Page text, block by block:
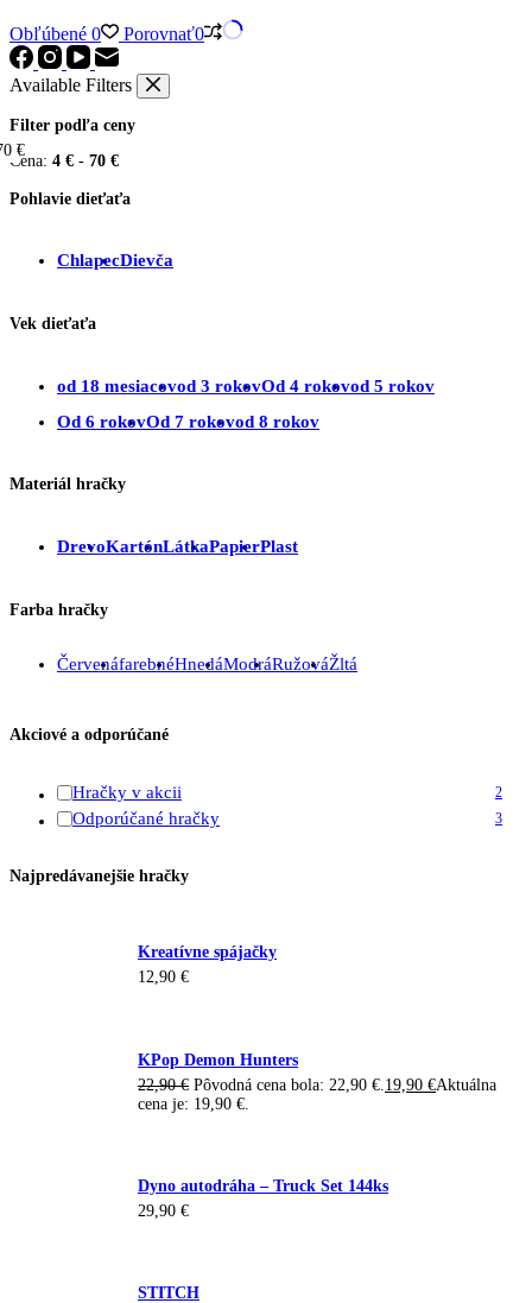
Obľúbené 0 Porovnať0
Available Filters
Filter podľa ceny
4 €€
Cena: 4 € - 70 €
Pohlavie dieťaťa
ChlapecDievča
Vek dieťaťa
od 18 mesiacovod 3 rokovOd 4 rokovod 5 rokov
Od 6 rokovOd 7 rokovod 8 rokov
Materiál hračky
DrevoKartónLátkaPapierPlast
Farba hračky
ČervenáfarebnéHnedáModráRužováŽltá
Akciové a odporúčané
Hračky v akcii 2
Odporúčané hračky 3
Najpredávanejšie hračky
Kreatívne spájačky
12,90 €
KPop Demon Hunters
22,90€ Pôvodná cena bola: 22,90 €. 19,90 €Aktuálna
cena je: 19,90 €.
Dyno autodráha – Truck Set 144ks
29,90 €
STITCH